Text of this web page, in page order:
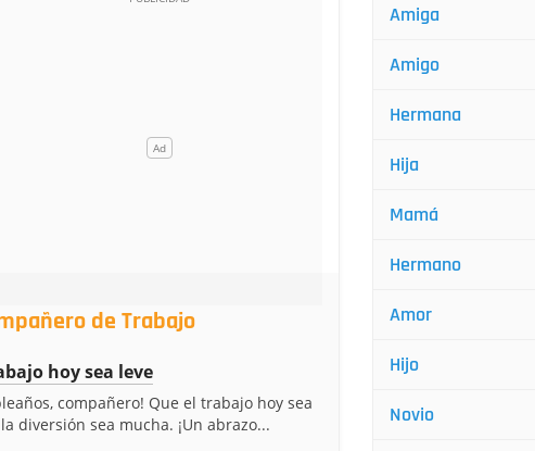
de Trabajo
hoy sea leve
compañero! Que el trabajo hoy sea
diversión sea mucha. ¡Un abrazo...
Amiga
Amigo
Hermana
Hija
Mamá
Hermano
Amor
Hijo
Novio